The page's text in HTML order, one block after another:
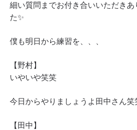
細い質問までお付き合いいただきあ
た✨
僕も明日から練習を、、、
【野村】
いやいや笑笑
今日からやりましょうよ田中さん笑
【田中】